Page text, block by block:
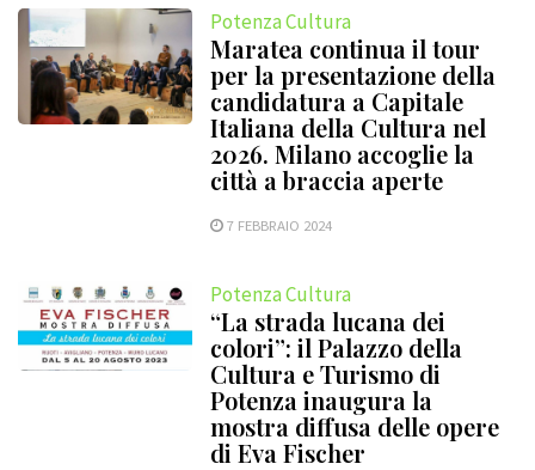
Potenza Cultura
Maratea continua il tour
per la presentazione della
candidatura a Capitale
Italiana della Cultura nel
2026. Milano accoglie la
città a braccia aperte
7 FEBBRAIO 2024
Potenza Cultura
“La strada lucana dei
colori”: il Palazzo della
Cultura e Turismo di
Potenza inaugura la
mostra diffusa delle opere
di Eva Fischer